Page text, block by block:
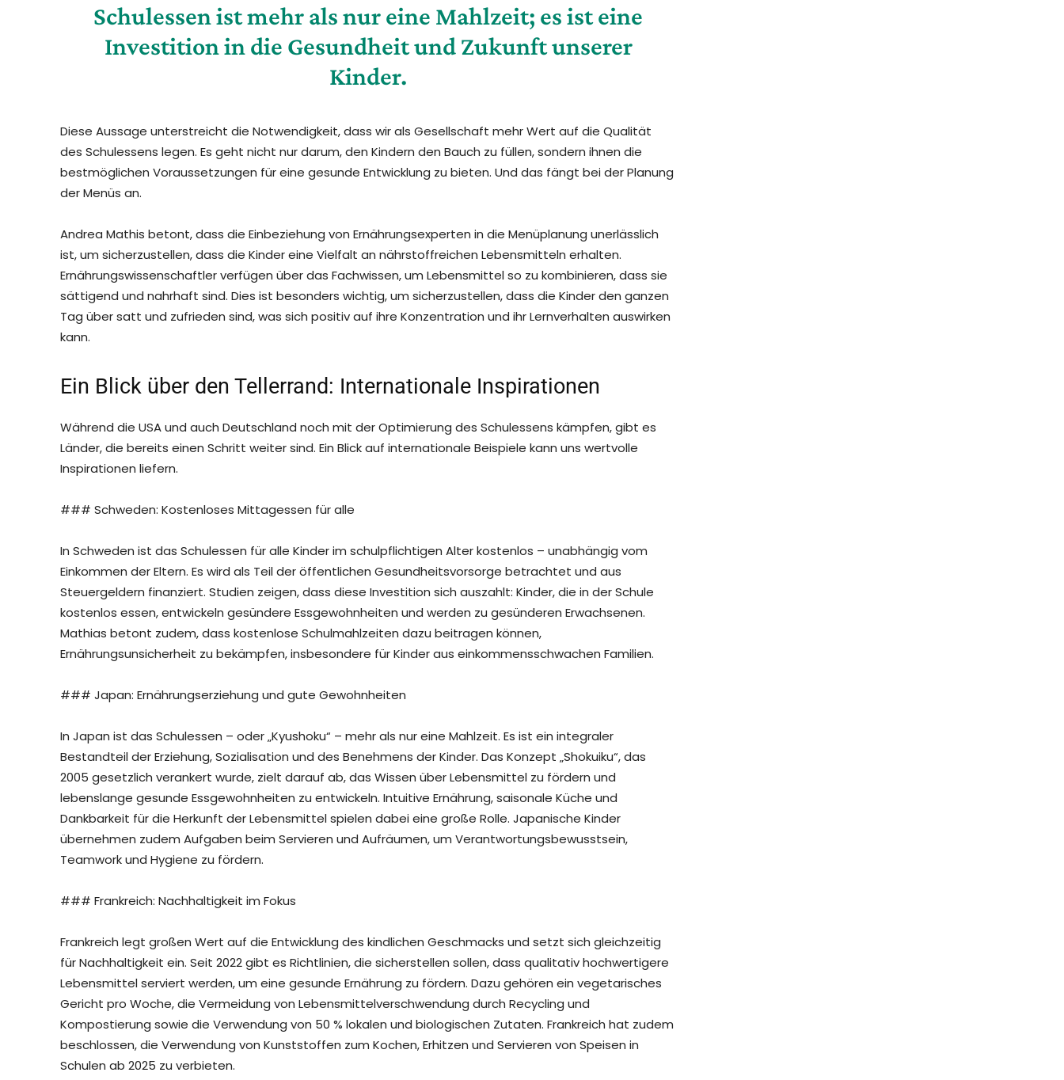
Schulessen ist mehr als nur eine Mahlzeit; es ist eine
Investition in die Gesundheit und Zukunft unserer
Kinder.
Diese Aussage unterstreicht die Notwendigkeit, dass wir als Gesellschaft mehr Wert auf die Qualität
des Schulessens legen. Es geht nicht nur darum, den Kindern den Bauch zu füllen, sondern ihnen die
bestmöglichen Voraussetzungen für eine gesunde Entwicklung zu bieten. Und das fängt bei der Planung
der Menüs an.
Andrea Mathis betont, dass die Einbeziehung von Ernährungsexperten in die Menüplanung unerlässlich
ist, um sicherzustellen, dass die Kinder eine Vielfalt an nährstoffreichen Lebensmitteln erhalten.
Ernährungswissenschaftler verfügen über das Fachwissen, um Lebensmittel so zu kombinieren, dass sie
sättigend und nahrhaft sind. Dies ist besonders wichtig, um sicherzustellen, dass die Kinder den ganzen
Tag über satt und zufrieden sind, was sich positiv auf ihre Konzentration und ihr Lernverhalten auswirken
kann.
Ein Blick über den Tellerrand: Internationale Inspirationen
Während die USA und auch Deutschland noch mit der Optimierung des Schulessens kämpfen, gibt es
Länder, die bereits einen Schritt weiter sind. Ein Blick auf internationale Beispiele kann uns wertvolle
Inspirationen liefern.
### Schweden: Kostenloses Mittagessen für alle
In Schweden ist das Schulessen für alle Kinder im schulpflichtigen Alter kostenlos – unabhängig vom
Einkommen der Eltern. Es wird als Teil der öffentlichen Gesundheitsvorsorge betrachtet und aus
Steuergeldern finanziert. Studien zeigen, dass diese Investition sich auszahlt: Kinder, die in der Schule
kostenlos essen, entwickeln gesündere Essgewohnheiten und werden zu gesünderen Erwachsenen.
Mathias betont zudem, dass kostenlose Schulmahlzeiten dazu beitragen können,
Ernährungsunsicherheit zu bekämpfen, insbesondere für Kinder aus einkommensschwachen Familien.
### Japan: Ernährungserziehung und gute Gewohnheiten
In Japan ist das Schulessen – oder „Kyushoku“ – mehr als nur eine Mahlzeit. Es ist ein integraler
Bestandteil der Erziehung, Sozialisation und des Benehmens der Kinder. Das Konzept „Shokuiku“, das
2005 gesetzlich verankert wurde, zielt darauf ab, das Wissen über Lebensmittel zu fördern und
lebenslange gesunde Essgewohnheiten zu entwickeln. Intuitive Ernährung, saisonale Küche und
Dankbarkeit für die Herkunft der Lebensmittel spielen dabei eine große Rolle. Japanische Kinder
übernehmen zudem Aufgaben beim Servieren und Aufräumen, um Verantwortungsbewusstsein,
Teamwork und Hygiene zu fördern.
### Frankreich: Nachhaltigkeit im Fokus
Frankreich legt großen Wert auf die Entwicklung des kindlichen Geschmacks und setzt sich gleichzeitig
für Nachhaltigkeit ein. Seit 2022 gibt es Richtlinien, die sicherstellen sollen, dass qualitativ hochwertigere
Lebensmittel serviert werden, um eine gesunde Ernährung zu fördern. Dazu gehören ein vegetarisches
Gericht pro Woche, die Vermeidung von Lebensmittelverschwendung durch Recycling und
Kompostierung sowie die Verwendung von 50 % lokalen und biologischen Zutaten. Frankreich hat zudem
beschlossen, die Verwendung von Kunststoffen zum Kochen, Erhitzen und Servieren von Speisen in
Schulen ab 2025 zu verbieten.